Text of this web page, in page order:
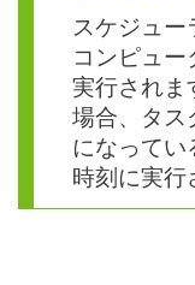
スケジュー
コンピュ
実行されま
場合、タス
になってい
時刻に実行